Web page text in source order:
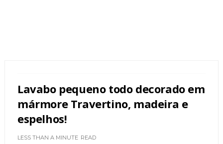
Lavabo pequeno todo decorado em
mármore Travertino, madeira e
espelhos!
LESS THAN A MINUTE READ